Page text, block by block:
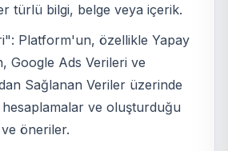
türlü bilgi, belge veya içerik.
Platform'un, özellikle Yapay
Google Ads Verileri ve
Sağlanan Veriler üzerinde
hesaplamalar ve oluşturduğu
öneriler.